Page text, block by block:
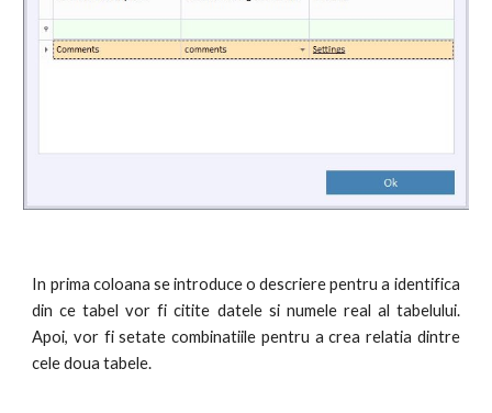
In prima coloana se introduce o descriere pentru a identifica
din ce tabel vor fi citite datele si numele real al tabelului.
Apoi, vor fi setate combinatiile pentru a crea relatia dintre
cele doua tabele.